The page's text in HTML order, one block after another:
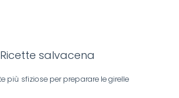
Ricette salvacena